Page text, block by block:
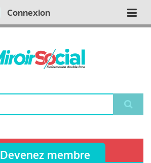
Connexion
Devenez membre